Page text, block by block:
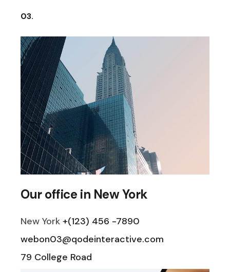
03.
Our office in New York
New York+(123) 456 -7890
webon03@qodeinteractive.com
79 College Road